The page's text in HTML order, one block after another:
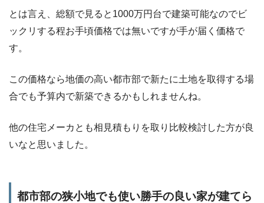
とは言え、総額で見ると1000万円台で建築可能なのでビ
ックリする程お手頃価格では無いですが手が届く価格で
す。
この価格なら地価の高い都市部で新たに土地を取得する場
合でも予算内で新築できるかもしれませんね。
他の住宅メーカとも相見積もりを取り比較検討した方が良
いなと思いました。
都市部の狭小地でも使い勝手の良い家が建てら